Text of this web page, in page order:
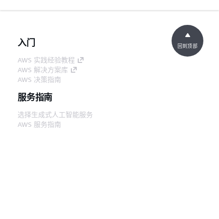
入门
AWS 实践经验教程
AWS 解决方案库
AWS 决策指南
服务指南
选择生成式人工智能服务
AWS 服务指南
回到顶部